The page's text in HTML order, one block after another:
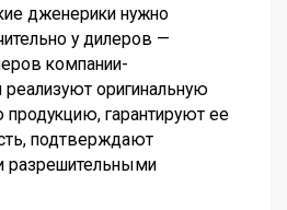
дженерики нужно
у дилеров —
компании-
реализуют оригинальную
гарантируют ее
подтверждают
разрешительными